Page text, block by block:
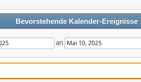
Bevorstehende Kalender-Ereignisse
an